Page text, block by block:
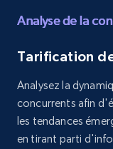
Analyse de la
Tarification
Analysez la
concurrents afin
les tendances
en tirant parti